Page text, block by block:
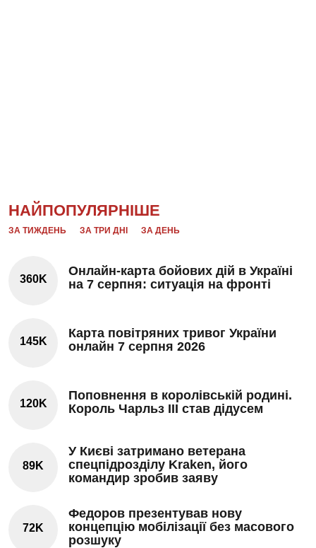
НАЙПОПУЛЯРНІШЕ
ЗА ТИЖДЕНЬ ЗА ТРИ ДНІ ЗА ДЕНЬ
360K
Онлайн-карта бойових дій в Україні
на 7 серпня: ситуація на фронті
145K
Карта повітряних тривог України
онлайн 7 серпня 2026
120K
Поповнення в королівській родині.
Король Чарльз III став дідусем
89K
У Києві затримано ветерана
спецпідрозділу Kraken, його
командир зробив заяву
72K
Федоров презентував нову
концепцію мобілізації без масового
розшуку